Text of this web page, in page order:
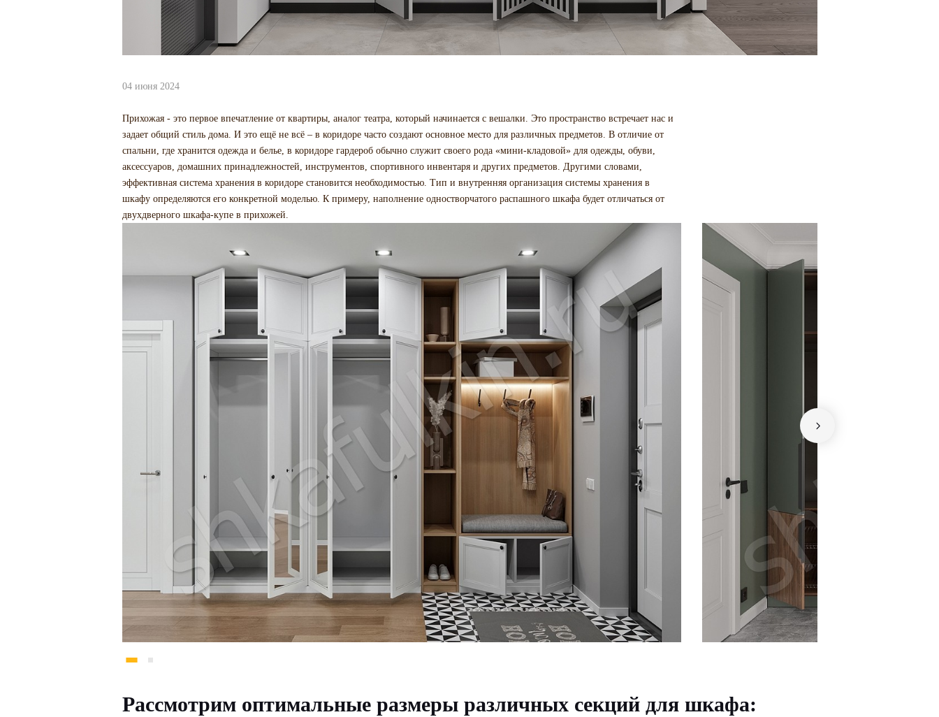
04 июня 2024
Прихожая - это первое впечатление от квартиры, аналог театра, который начинается с вешалки. Это пространство встречает нас и
задает общий стиль дома. И это ещё не всё – в коридоре часто создают основное место для различных предметов. В отличие от
спальни, где хранится одежда и белье, в коридоре гардероб обычно служит своего рода «мини-кладовой» для одежды, обуви,
аксессуаров, домашних принадлежностей, инструментов, спортивного инвентаря и других предметов. Другими словами,
эффективная система хранения в коридоре становится необходимостью. Тип и внутренняя организация системы хранения в
шкафу определяются его конкретной моделью. К примеру, наполнение одностворчатого распашного шкафа будет отличаться от
двухдверного шкафа-купе в прихожей.
Рассмотрим оптимальные размеры различных секций для шкафа: